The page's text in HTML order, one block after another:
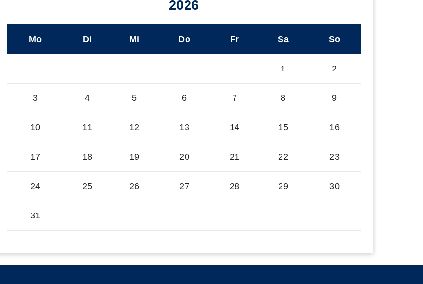
2026
Mo Di Mi Do Fr Sa So
1 2
3 4 5 6 7 8 9
10 11 12 13 14 15 16
17 18 19 20 21 22 23
24 25 26 27 28 29 30
31